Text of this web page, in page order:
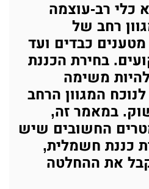
כלי רב-עוצמה
רחב של
כבדים ועד
בחירת הכננת
משימה
המגוון הרחב
במאמר זה,
החשובים שיש
כננת חשמלית,
את ההחלטה